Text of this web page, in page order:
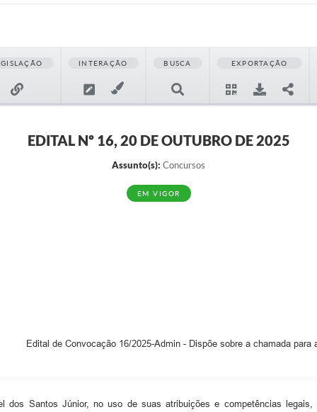
EDITAIS
INTERAÇÃO BUSCA EXPORTAÇÃO
EDITAL Nº 16, 20 DE OUTUBRO DE 2025
Assunto(s): Concursos
EM VIGOR
Edital de Convocação 16/2025-Admin - Dispõe sobre a chamada
dos Santos Júnior, no uso de suas atribuições e competências